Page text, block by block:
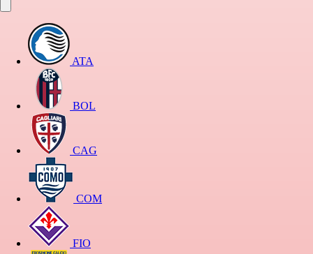
ATA
BOL
CAG
COM
FIO